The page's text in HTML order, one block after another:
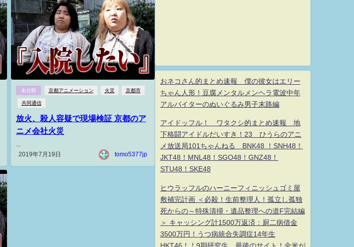
未分類 京都アニメーション 火災 京都市
共同通信
放火、殺人容疑で現場検証 京都のア
ニメ会社火災
2019年7月19日
tomo5377jp
おネコさん的まとめ速報 僕の彼女はエリー
ちゃん人形！豆腐メンタルメンヘラ電波中年
アルバイターのぬいぐるみ男子末路編
アイドッフル！ ワタクシ的まとめ速報 地
下格闘アイドルだいすき！23 ひうらのアニ
メ放送局101ちゃんねる BNK48 ！SNH48！
JKT48！MNL48！SGO48！GNZ48！
STU48！SKE48
ヒウラッフルのハーニーフィニッシュゴミ屋
敷補完計画 ＜必殺！生前整理人！孤立し孤独
死からの～特殊清掃・遺品整理への道F完結編
＞ キャッシング計1500万返済：厨二病借金
3500万円！うつ病統合失調症14年生
HKT46！！9期研究生、最後のサイト！全米が